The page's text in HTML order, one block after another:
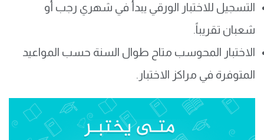
التسجيل للاختبار الورقي يبدأ في شهري رجب أو
شعبان تقريباً.
الاختبار المحوسب متاح طوال السنة حسب المواعيد
المتوفرة في مراكز الاختبار.